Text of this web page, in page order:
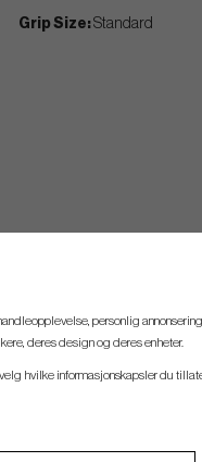
Grip Size:Standard
personlig
deres design og deres enheter.
hvilke informasjonskapsler du